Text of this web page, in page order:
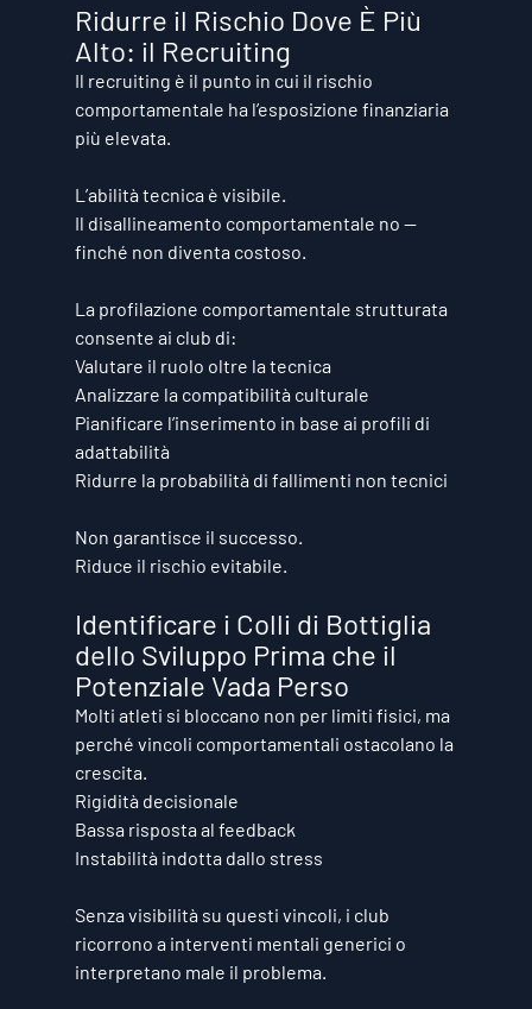
Ridurre il Rischio Dove È Più
Alto: il Recruiting
Il recruiting è il punto in cui il rischio
comportamentale ha l’esposizione finanziaria
più elevata.
L’abilità tecnica è visibile.
Il disallineamento comportamentale no —
finché non diventa costoso.
La profilazione comportamentale strutturata
consente ai club di:
Valutare il ruolo oltre la tecnica
Analizzare la compatibilità culturale
Pianificare l’inserimento in base ai profili di
adattabilità
Ridurre la probabilità di fallimenti non tecnici
Non garantisce il successo.
Riduce il rischio evitabile.
Identificare i Colli di Bottiglia
dello Sviluppo Prima che il
Potenziale Vada Perso
Molti atleti si bloccano non per limiti fisici, ma
perché vincoli comportamentali ostacolano la
crescita.
Rigidità decisionale
Bassa risposta al feedback
Instabilità indotta dallo stress
Senza visibilità su questi vincoli, i club
ricorrono a interventi mentali generici o
interpretano male il problema.